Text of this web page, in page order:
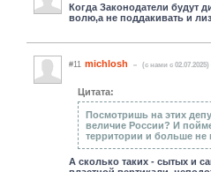
Когда Законодатели будут
волю,а не поддакивать и
#11 michlosh (c нами с 02.07.2025)
Цитата:
Посмотришь на этих
величие России? И
территории и больше не
А сколько таких - сытых и